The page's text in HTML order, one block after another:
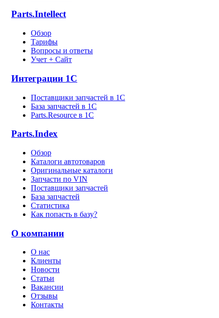
Parts.Intellect
Обзор
Тарифы
Вопросы и ответы
Учет + Сайт
Интеграции 1С
Поставщики запчастей в 1C
База запчастей в 1С
Parts.Resource в 1C
Parts.Index
Обзор
Каталоги автотоваров
Оригинальные каталоги
Запчасти по VIN
Поставщики запчастей
База запчастей
Статистика
Как попасть в базу?
О компании
О нас
Клиенты
Новости
Статьи
Вакансии
Отзывы
Контакты